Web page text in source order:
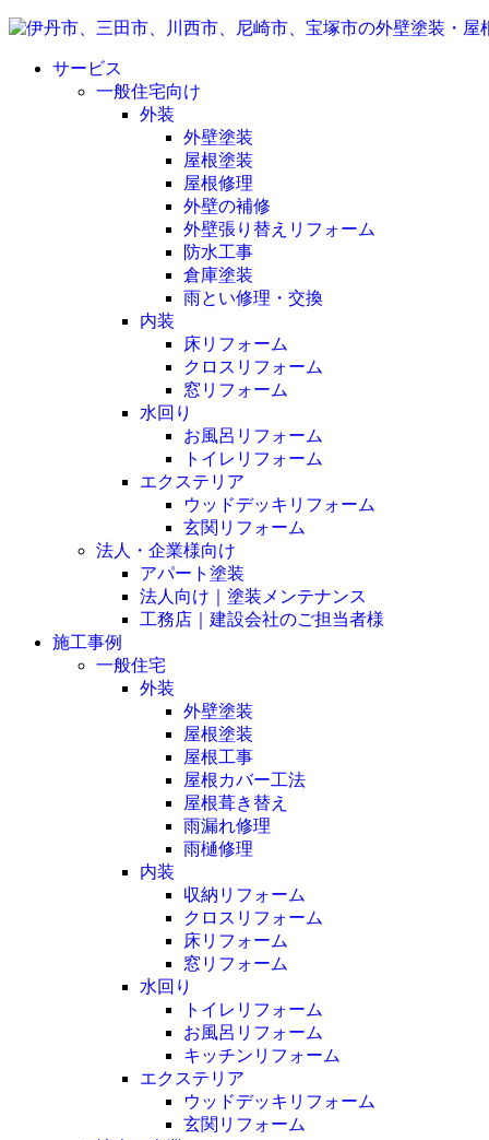
サービス
一般住宅向け
外装
外壁塗装
屋根塗装
屋根修理
外壁の補修
外壁張り替えリフォーム
防水工事
倉庫塗装
雨とい修理・交換
内装
床リフォーム
クロスリフォーム
窓リフォーム
水回り
お風呂リフォーム
トイレリフォーム
エクステリア
ウッドデッキリフォーム
玄関リフォーム
法人・企業様向け
アパート塗装
法人向け｜塗装メンテナンス
工務店｜建設会社のご担当者様
施工事例
一般住宅
外装
外壁塗装
屋根塗装
屋根工事
屋根カバー工法
屋根葺き替え
雨漏れ修理
雨樋修理
内装
収納リフォーム
クロスリフォーム
床リフォーム
窓リフォーム
水回り
トイレリフォーム
お風呂リフォーム
キッチンリフォーム
エクステリア
ウッドデッキリフォーム
玄関リフォーム